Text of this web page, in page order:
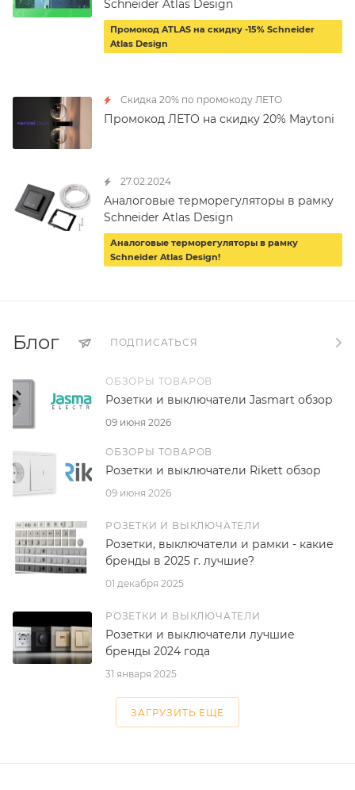
Schneider Atlas Design
Промокод ATLAS на скидку -15% Schneider
Atlas Design
Скидка 20% по промокоду ЛЕТО
Промокод ЛЕТО на скидку 20% Maytoni
27.02.2024
Аналоговые терморегуляторы в рамку
Schneider Atlas Design
Аналоговые терморегуляторы в рамку
Schneider Atlas Design!
Блог ПОДПИСАТЬСЯ
ОБЗОРЫ ТОВАРОВ
09 июня 2026
Розетки и выключатели Jasmart обзор
ОБЗОРЫ ТОВАРОВ
09 июня 2026
Розетки и выключатели Rikett обзор
РОЗЕТКИ И ВЫКЛЮЧАТЕЛИ
01 декабря 2025
Розетки, выключатели и рамки - какие
бренды в 2025 г. лучшие?
РОЗЕТКИ И ВЫКЛЮЧАТЕЛИ
31 января 2025
Розетки и выключатели лучшие
бренды 2024 года
ЗАГРУЗИТЬ ЕЩЕ